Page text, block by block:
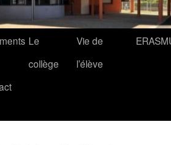
Le
collège
Vie de
l’élève